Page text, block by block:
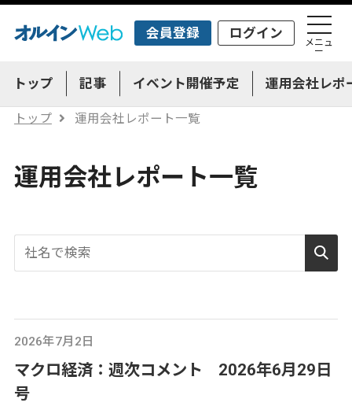
会員登録 ログイン
メニュ
ー
トップ 記事 イベント開催予定 運用会社レポ
トップ 運用会社レポート一覧
運用会社レポート一覧
2026年7月2日
マクロ経済：週次コメント 2026年6月29日
号